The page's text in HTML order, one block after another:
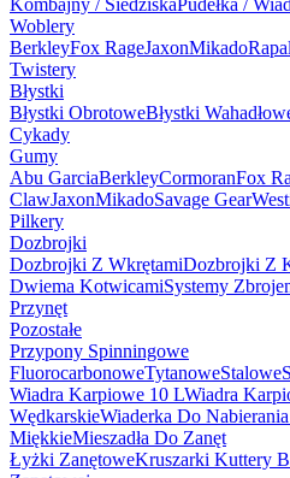
Woblery
BerkleyFox RageJaxonMikado
Twistery
Błystki
Błystki ObrotoweBłystki
Cykady
Gumy
Abu GarciaBerkleyCormoranFox
ClawJaxonMikadoSavage Gear
Pilkery
Dozbrojki
Dozbrojki Z WkrętamiDozbrojki Z
Dwiema KotwicamiSystemy
Przynęt
Pozostałe
Przypony Spinningowe
FluorocarbonoweTytanoweStalowe
Wiadra Karpiowe 10 LWiadra
WędkarskieWiaderka Do
MiękkieMieszadła Do Zanęt
Łyżki ZanętoweKruszarki Kuttery